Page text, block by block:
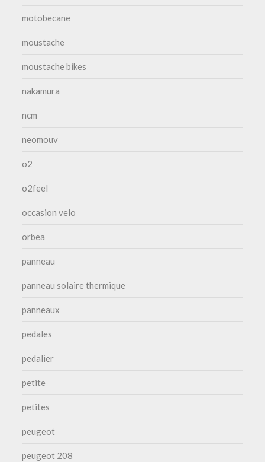
motobecane
moustache
moustache bikes
nakamura
ncm
neomouv
o2
o2feel
occasion velo
orbea
panneau
panneau solaire thermique
panneaux
pedales
pedalier
petite
petites
peugeot
peugeot 208